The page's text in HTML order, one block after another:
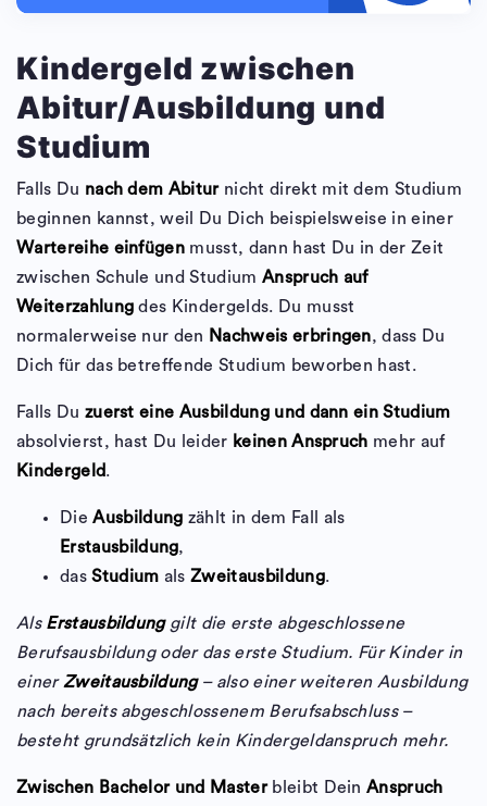
Kindergeld zwischen
Abitur/Ausbildung und
Studium
Falls Du nach dem Abiturnicht direkt mit dem Studium
beginnen kannst, weil Du Dich beispielsweise in einer
Wartereihe einfügen musst, dann hast Du in der Zeit
zwischen Schule und Studium Anspruch auf
Weiterzahlung des Kindergelds. Du musst
normalerweise nur den Nachweis erbringen, dass Du
Dich für das betreffende Studium beworben hast.
Falls Du zuerst eine Ausbildung und dann ein Studium
absolvierst, hast Du leider keinen Anspruch mehr auf
Kindergeld.
DieAusbildung zählt in dem Fall als
Erstausbildung,
dasStudium alsZweitausbildung.
Als Erstausbildunggilt die erste abgeschlossene
Berufsausbildung oder das erste Studium. Für Kinder in
einer Zweitausbildung– also einer weiteren Ausbildung
nach bereits abgeschlossenem Berufsabschluss –
besteht grundsätzlich kein Kindergeldanspruch mehr.
Zwischen Bachelor und Masterbleibt DeinAnspruch